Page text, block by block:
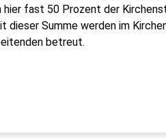
fast 50 Prozent der
dieser Summe werden im
betreut.